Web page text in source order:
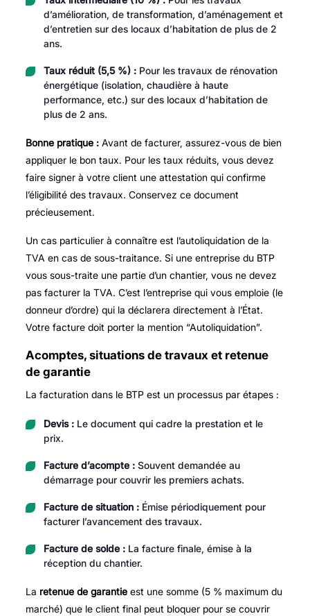
d’amélioration, de transformation, d’aménagement et
d’entretien sur des locaux d’habitation de plus de 2
ans.
Taux réduit (5,5 %) :Pour les travaux de rénovation
énergétique (isolation, chaudière à haute
performance, etc.) sur des locaux d’habitation de
plus de 2 ans.
Bonne pratique :Avant de facturer, assurez-vous de bien
appliquer le bon taux. Pour les taux réduits, vous devez
faire signer à votre client une attestation qui confirme
l’éligibilité des travaux. Conservez ce document
précieusement.
Un cas particulier à connaître est l’autoliquidation de la
TVA en cas de sous-traitance. Si une entreprise du BTP
vous sous-traite une partie d’un chantier, vous ne devez
pas facturer la TVA. C’est l’entreprise qui vous emploie (le
donneur d’ordre) qui la déclarera directement à l’État.
Votre facture doit porter la mention “Autoliquidation”.
Acomptes, situations de travaux et retenue
de garantie
La facturation dans le BTP est un processus par étapes :
Devis :Le document qui cadre la prestation et le
prix.
Facture d’acompte :Souvent demandée au
démarrage pour couvrir les premiers achats.
Facture de situation :Émise périodiquement pour
facturer l’avancement des travaux.
Facture de solde :La facture finale, émise à la
réception du chantier.
La retenue de garantieest une somme (5 % maximum du
marché) que le client final peut bloquer pour se couvrir